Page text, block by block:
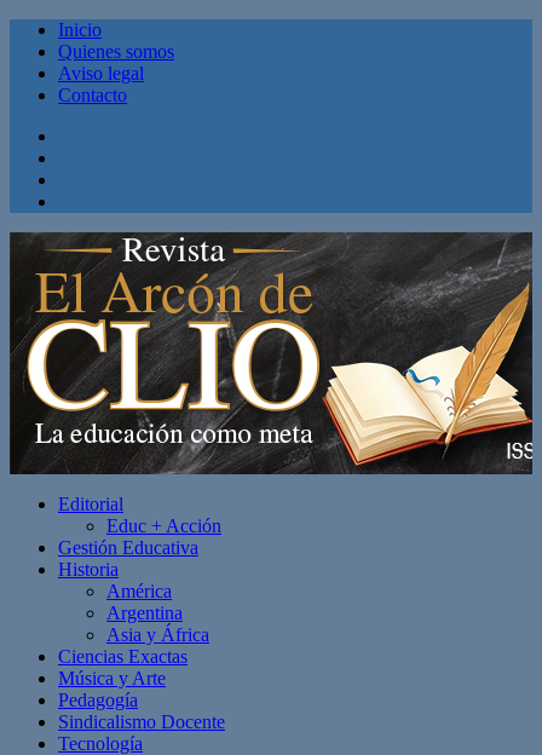
Inicio
Quienes somos
Aviso legal
Contacto
Editorial
Educ + Acción
Gestión Educativa
Historia
América
Argentina
Asia y África
Ciencias Exactas
Música y Arte
Pedagogía
Sindicalismo Docente
Tecnología